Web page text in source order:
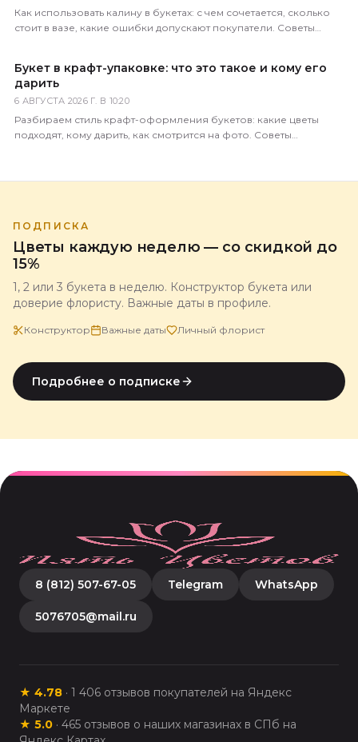
Как использовать калину в букетах: с чем сочетается, сколько
стоит в вазе, какие ошибки допускают покупатели. Советы
Букет в крафт-упаковке: что это такое и кому его
дарить
6 АВГУСТА 2026 Г. В 10:20
Разбираем стиль крафт-оформления букетов: какие цветы
подходят, кому дарить, как смотрится на фото. Советы
ПОДПИСКА
Цветы каждую неделю — со скидкой до
15%
1, 2 или 3 букета в неделю. Конструктор букета или
доверие флористу. Важные даты в профиле.
Конструктор Важные даты Личный флорист
Подробнее о подписке
8 (812) 507-67-05 Telegram WhatsApp
5076705@mail.ru
★ 4.78 · 1 406 отзывов покупателей на Яндекс
Маркете
★ 5.0 · 465 отзывов о наших магазинах в СПб на